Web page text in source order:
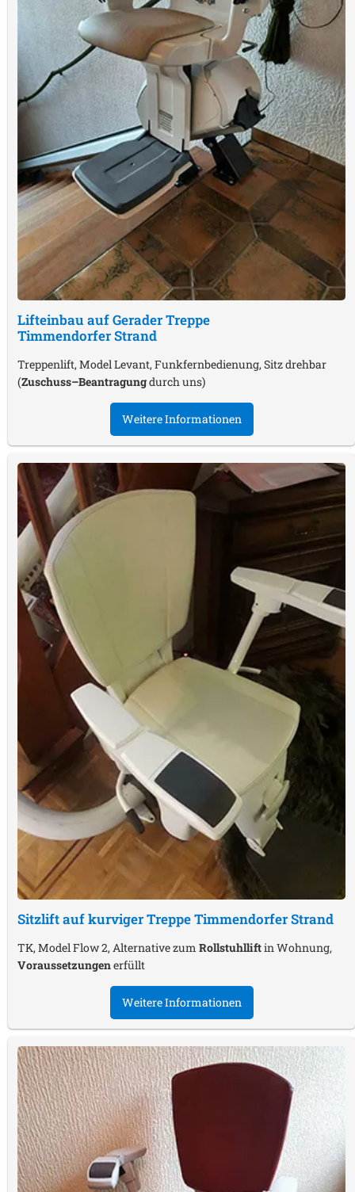
Lifteinbau auf Gerader Treppe
Timmendorfer Strand
Treppenlift, Model Levant, Funkfernbedienung, Sitz drehbar
(Zuschuss–Beantragungdurch uns)
Weitere Informationen
Sitzlift auf kurviger TreppeTimmendorfer Strand
TK, Model Flow 2, Alternative zum Rollstuhlliftin Wohnung,
Voraussetzungenerfüllt
Weitere Informationen